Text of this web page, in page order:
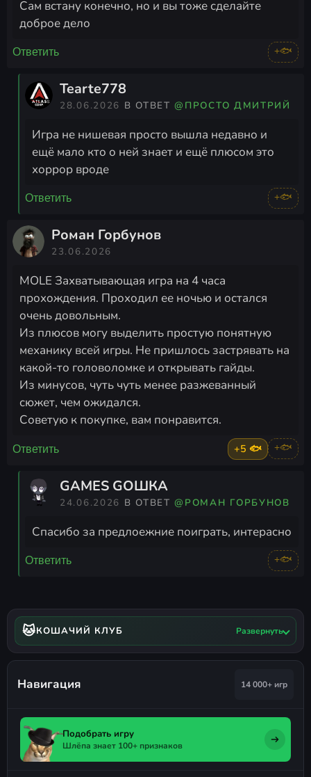
Сам встану конечно, но и вы тоже сделайте
доброе дело
Ответить +🐟
Tearte778
28.06.2026 В ОТВЕТ@ПРОСТО ДМИТРИЙ
Игра не нишевая просто вышла недавно и
ещё мало кто о ней знает и ещё плюсом это
хоррор вроде
Ответить +🐟
Роман Горбунов
23.06.2026
MOLE Захватывающая игра на 4 часа
прохождения. Проходил ее ночью и остался
очень довольным.
Из плюсов могу выделить простую понятную
механику всей игры. Не пришлось застрявать на
какой-то головоломке и открывать гайды.
Из минусов, чуть чуть менее разжеванный
сюжет, чем ожидался.
Советую к покупке, вам понравится.
Ответить +5 🐟 +🐟
GAMES GOШКА
24.06.2026 В ОТВЕТ@РОМАН ГОРБУНОВ
Спасибо за предлоежние поиграть, интерасно
Ответить +🐟
🐱КОШАЧИЙ КЛУБ Развернуть
Навигация 14 000+ игр
Подобрать игру
Шлёпа знает 100+ признаков